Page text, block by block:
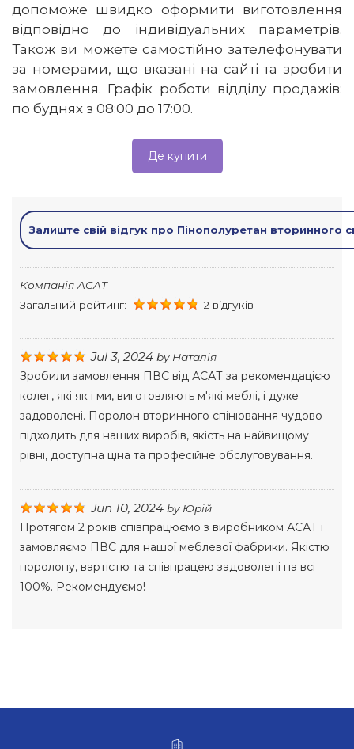
допоможе швидко оформити виготовлення
відповідно до індивідуальних параметрів.
Також ви можете самостійно зателефонувати
за номерами, що вказані на сайті та зробити
замовлення. Графік роботи відділу продажів:
по буднях з 08:00 до 17:00.
Де купити
Залиште свій відгук про Пінополуретан вторинного
Компанія ACAT
Загальний рейтинг:
2 відгуків
Jul 3, 2024 by Наталія
Зробили замовлення ПВС від АСАТ за рекомендацією
колег, які як і ми, виготовляють м'які меблі, і дуже
задоволені. Поролон вторинного спінювання чудово
підходить для наших виробів, якість на найвищому
рівні, доступна ціна та професійне обслуговування.
Jun 10, 2024 by Юрій
Протягом 2 років співпрацюємо з виробником АСАТ і
замовляємо ПВС для нашої меблевої фабрики. Якістю
поролону, вартістю та співпрацею задоволені на всі
100%. Рекомендуємо!